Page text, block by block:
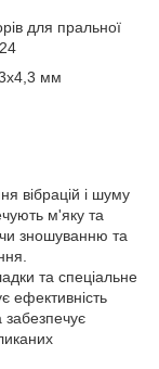
для пральної
мм
вібрацій і шуму
м'яку та
зношуванню та
та спеціальне
ефективність
забезпечує